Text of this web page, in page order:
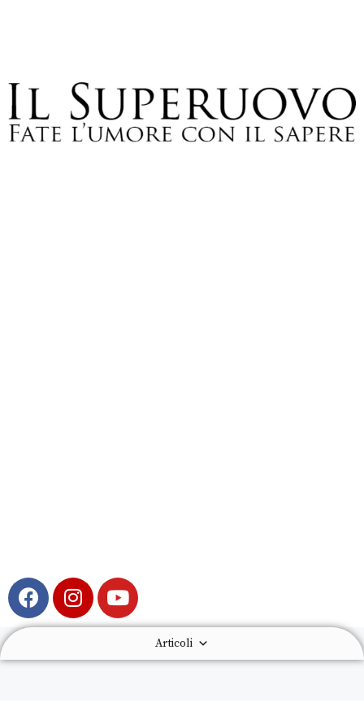
Articoli